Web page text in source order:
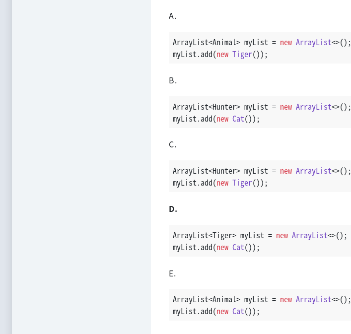
A.
ArrayList<Animal> myList = new ArrayList<>();
myList.add(new Tiger());
B.
ArrayList<Hunter> myList = new ArrayList<>();
myList.add(new Cat());
C.
ArrayList<Hunter> myList = new ArrayList<>();
myList.add(new Tiger());
D.
ArrayList<Tiger> myList = new ArrayList<>();
myList.add(new Cat());
E.
ArrayList<Animal> myList = new ArrayList<>();
myList.add(new Cat());